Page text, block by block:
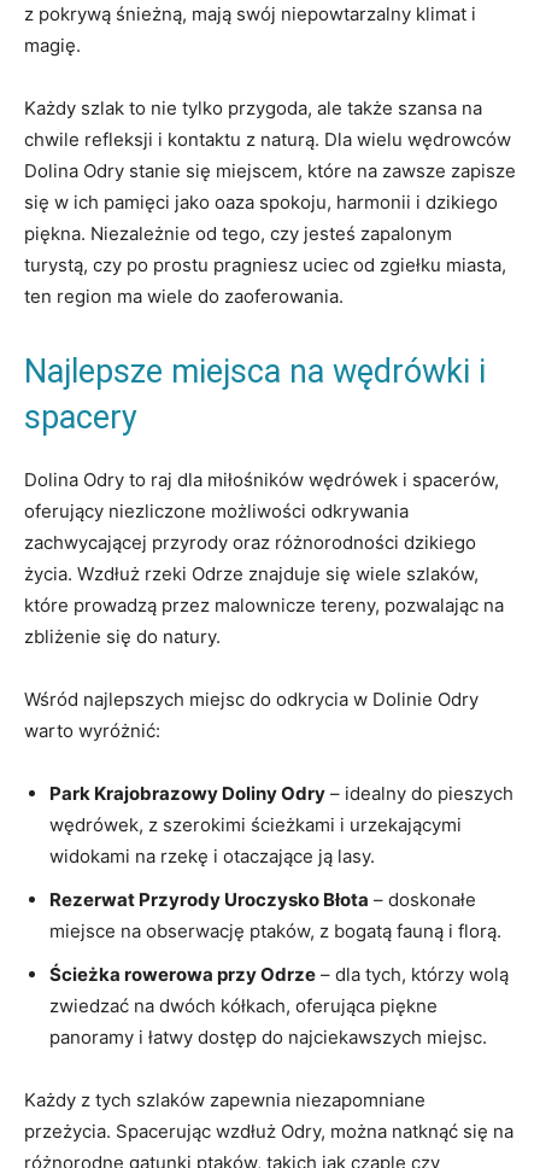
z pokrywą śnieżną, mają swój ‍niepowtarzalny klimat i
magię.
Każdy szlak to nie⁣ tylko przygoda, ale także szansa na
chwile ‌refleksji i kontaktu z⁣ naturą. Dla wielu wędrowców
Dolina Odry ⁢stanie się miejscem,⁢ które na zawsze‍ zapisze
się ‌w ich ⁢pamięci⁣ jako⁢ oaza spokoju, ‍harmonii i dzikiego
piękna.⁢ Niezależnie ‌od tego, ⁢czy jesteś zapalonym
turystą, ⁢czy po prostu pragniesz uciec od ⁤zgiełku miasta,
ten region ma wiele‍ do⁤ zaoferowania.
Najlepsze miejsca na ​wędrówki ⁣i
spacery
Dolina Odry to raj dla miłośników wędrówek i spacerów,
oferujący⁣ niezliczone ‌możliwości ‍odkrywania
zachwycającej przyrody oraz różnorodności dzikiego
życia.⁢ Wzdłuż rzeki Odrze⁢ znajduje się wiele szlaków,
które ⁢prowadzą przez malownicze​ tereny, pozwalając na
zbliżenie się do natury.
Wśród najlepszych ⁤miejsc do odkrycia⁣ w Dolinie⁢ Odry⁤
warto ‌wyróżnić:
Park Krajobrazowy⁤ Doliny⁢ Odry – idealny do pieszych
​wędrówek, z szerokimi ścieżkami i ‌urzekającymi
widokami ​na rzekę i otaczające ją lasy.
Rezerwat Przyrody⁣ Uroczysko Błota ​– ​doskonałe‍
miejsce na obserwację ptaków, z​ bogatą ⁢fauną ‌i florą.
Ścieżka rowerowa ⁤przy Odrze – dla tych, którzy ⁢wolą
zwiedzać ⁤na‌ dwóch kółkach, ‍oferująca piękne
panoramy i łatwy dostęp do najciekawszych miejsc.
Każdy‍ z ⁣tych szlaków ⁤zapewnia niezapomniane
przeżycia. Spacerując‌ wzdłuż Odry, ⁢można natknąć⁣ się ⁤na
‍różnorodne gatunki ptaków,⁤ takich jak​ czaple⁢ czy‌